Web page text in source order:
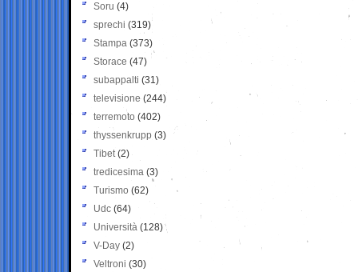
Soru (4)
sprechi (319)
Stampa (373)
Storace (47)
subappalti (31)
televisione(244)
terremoto (402)
thyssenkrupp (3)
Tibet(2)
tredicesima (3)
Turismo (62)
Udc (64)
Università (128)
V-Day (2)
Veltroni (30)